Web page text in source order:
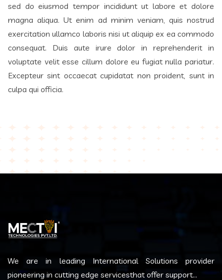
sed do eiusmod tempor incididunt ut labore et dolore
magna aliqua. Ut enim ad minim veniam, quis nostrud
exercitation ullamco laboris nisi ut aliquip ex ea commodo
consequat. Duis aute irure dolor in reprehenderit in
voluptate velit esse cillum dolore eu fugiat nulla pariatur.
Excepteur sint occaecat cupidatat non proident, sunt in
culpa qui officia.
We are in leading International Solutions provider
pioneering in cutting edge servicesthat offer support...